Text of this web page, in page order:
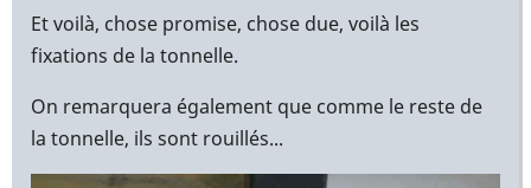
réponse
à
Yann,
par
Christophe
Et voilà, chose promise, chose due, voilà les
fixations de la tonnelle.
On remarquera également que comme le reste de
la tonnelle, ils sont rouillés...